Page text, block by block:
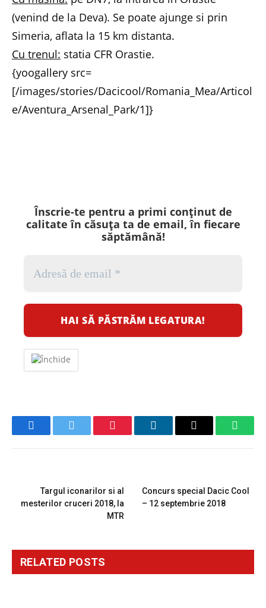
(venind de la Deva). Se poate ajunge si prin
Simeria, aflata la 15 km distanta.
Cu trenul: statia CFR Orastie.
{yoogallery src=
[/images/stories/Dacicool/Romania_Mea/Articol
e/Aventura_Arsenal_Park/1]}
Înscrie-te pentru a primi conținut de
calitate în căsuța ta de email, în fiecare
săptămână!
FacebookTwitter Pinterest LinkedInEmail
Targul iconarilor si al
mesterilor cruceri 2018, la
MTR
Concurs special Dacic Cool
– 12 septembrie 2018
RELATED POSTS